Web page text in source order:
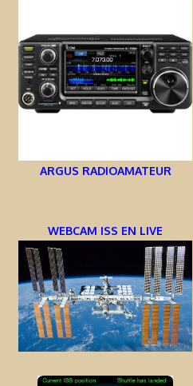
ARGUS RADIOAMATEUR
WEBCAM ISS EN LIVE